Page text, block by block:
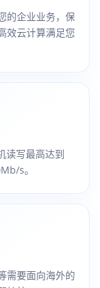
的企业业务，保
效云计算满足您
读写最高达到
s。
需要面向海外的